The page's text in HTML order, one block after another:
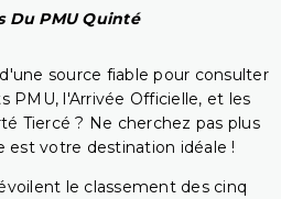
Du PMU Quinté
source fiable pour consulter
PMU, l'Arrivée Officielle, et les
Tiercé ? Ne cherchez pas plus
est votre destination idéale !
le classement des cinq